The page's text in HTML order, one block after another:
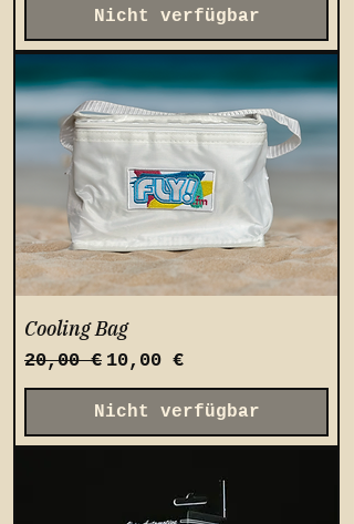
Nicht verfügbar
Cooling Bag
Standardpreis
20,00 € Sale-Preis
10,00 €
Nicht verfügbar